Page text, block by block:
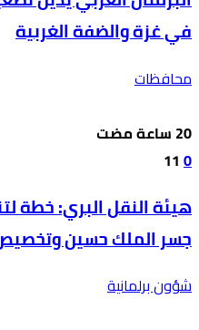
في غزة والضفة الغربية
محافظات
0
11
هيئة النقل البري: خطة
جسر الملك حسين
شؤون برلمانية